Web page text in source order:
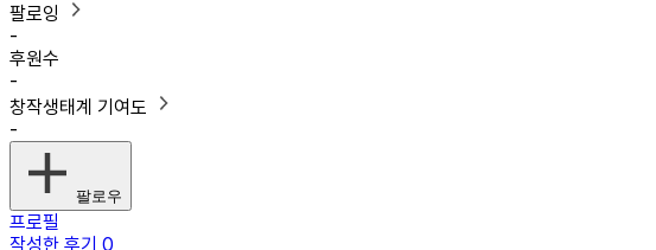
팔로잉
-
후원수
-
창작생태계 기여도
-
팔로우
프로필
작성한 후기 0